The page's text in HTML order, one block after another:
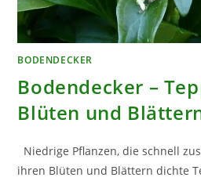
BODENDECKER
Bodendecker –
Blüten und
Niedrige Pflanzen, die schnell
ihren Blüten und Blättern dichte